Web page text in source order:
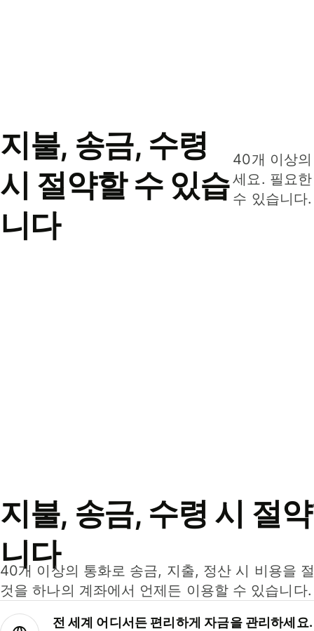
지불, 송금, 수령
시 절약할 수 있습
니다
40개 이상
세요. 필요
수 있습니다.
지불, 송금, 수령 시 절
니다
40개 이상의 통화로 송금, 지출, 정산 시 비용을
것을 하나의 계좌에서 언제든 이용할 수 있습니다.
전 세계 어디서든 편리하게 자금을 관리하세요.